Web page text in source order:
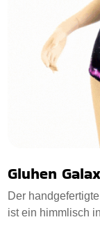
Gluhen
Der
ist ein himmlisch